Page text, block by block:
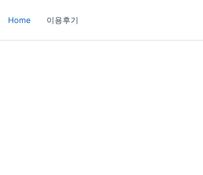
Home 이용후기